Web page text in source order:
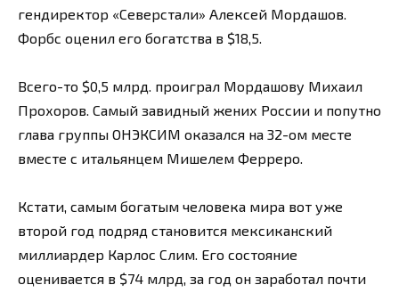
гендиректор «Северстали» Алексей Мордашов.
Форбс оценил его богатства в $18,5.
Всего-то $0,5 млрд. проиграл Мордашову Михаил
Прохоров. Самый завидный жених России и попутно
глава группы ОНЭКСИМ оказался на 32-ом месте
вместе с итальянцем Мишелем Ферреро.
Кстати, самым богатым человека мира вот уже
второй год подряд становится мексиканский
миллиардер Карлос Слим. Его состояние
оценивается в $74 млрд, за год он заработал почти